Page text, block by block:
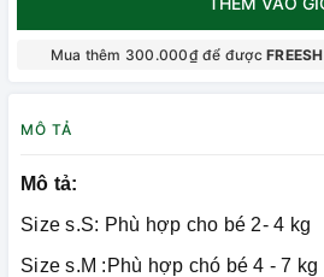
Mua thêm 300.000₫ để được
MÔ TẢ
Mô tả:
Size s.S: Phù hợp cho bé 2- 4 kg
Size s.M :Phù hợp chó bé 4 - 7 kg